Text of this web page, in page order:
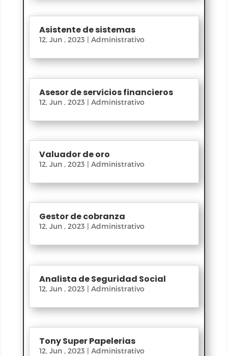
Asistente de sistemas
12, Jun , 2023 | Administrativo
Asesor de servicios financieros
12, Jun , 2023 | Administrativo
Valuador de oro
12, Jun , 2023 | Administrativo
Gestor de cobranza
12, Jun , 2023 | Administrativo
Analista de Seguridad Social
12, Jun , 2023 | Administrativo
Tony Super Papelerias
12, Jun , 2023 | Administrativo